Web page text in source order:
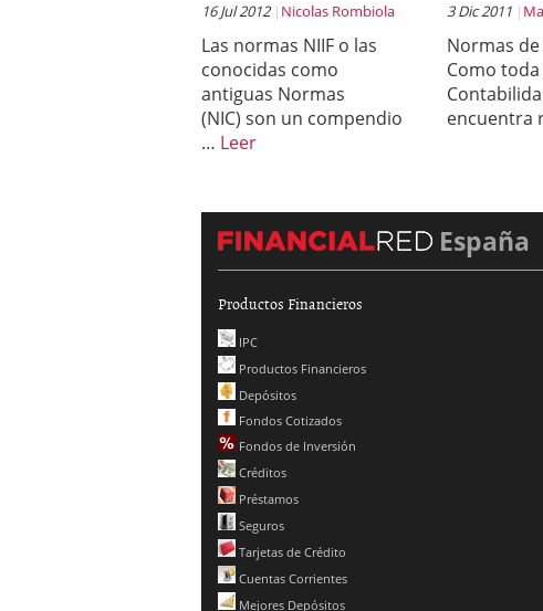
16 Jul 2012 Nicolas Rombiola
Las normas NIIF o las
conocidas como
antiguas Normas
(NIC) son un compendio
… Leer
3 Dic 2011
Normas
Como
encuentra
España
Productos Financieros
IPC
Productos Financieros
Depósitos
Fondos Cotizados
Fondos de Inversión
Créditos
Préstamos
Seguros
Tarjetas de Crédito
Cuentas Corrientes
Mejores Depósitos